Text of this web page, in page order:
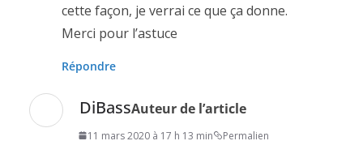
cette façon, je verrai ce que ça donne.
Merci pour l’astuce
Répondre
DiBassAuteur de l’article
11 mars 2020 à 17 h 13 min Permalien